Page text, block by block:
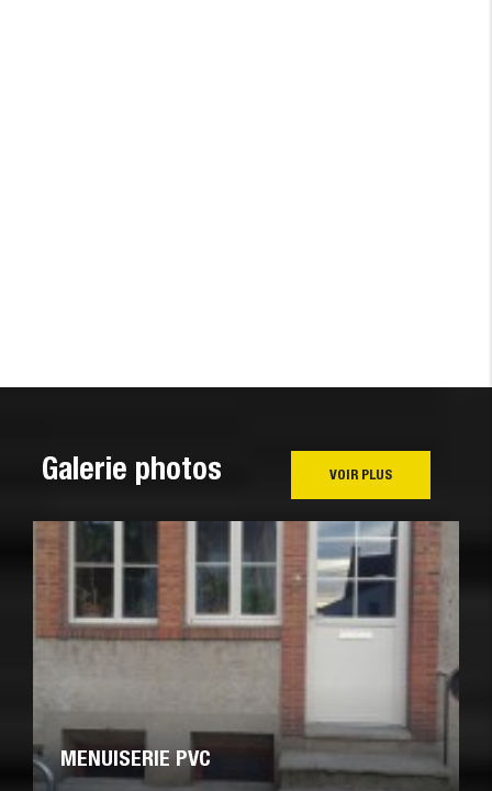
Galerie photos VOIR PLUS
MENUISERIE PVC